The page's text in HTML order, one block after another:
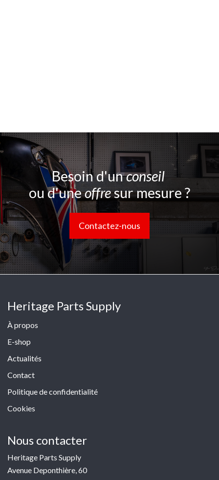
Besoin d'unconseil
ou d'uneoffresur mesure ?
Contactez-nous
Heritage Parts Supply
À propos
E-shop
Actualités
Contact
Politique de confidentialité
Cookies
Nous contacter
Heritage Parts Supply
Avenue Deponthière, 60